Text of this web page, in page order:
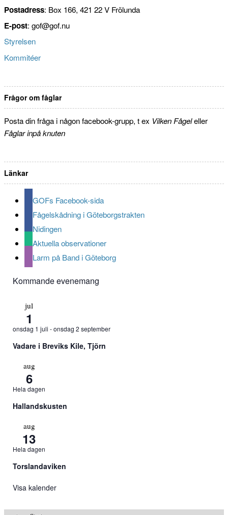
Postadress: Box 166, 421 22 V Frölunda
E-post: gof@gof.nu
Styrelsen
Kommitéer
Frågor om fåglar
Posta din fråga i någon facebook-grupp, t ex Vilken Fågeleller
Fåglar inpå knuten
Länkar
GOFs Facebook-sida
Fågelskådning i Göteborgstrakten
Nidingen
Aktuella observationer
Larm på Band i Göteborg
Kommande evenemang
jul
1
onsdag 1 juli -onsdag 2 september
Vadare i Breviks Kile, Tjörn
aug
6
Hela dagen
Hallandskusten
aug
13
Hela dagen
Torslandaviken
Visa kalender